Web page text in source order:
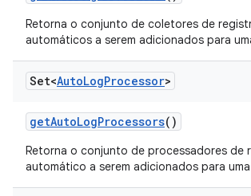
Retorna o conjunto de coletores de
automáticos a serem adicionados para
Set<AutoLogProcessor>
getAutoLogProcessors()
Retorna o conjunto de processadores de
automático a serem adicionados para